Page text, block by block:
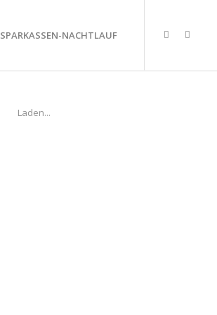
SPARKASSEN-NACHTLAUF
Laden...